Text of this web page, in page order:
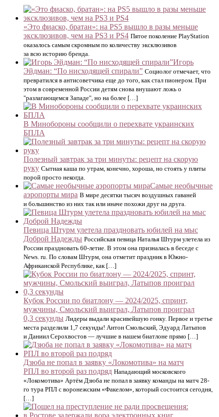
«Это фиаско, братан»: на PS5 вышло в разы меньше
эксклюзивов, чем на PS3 и PS4 Пятое поколение PlayStation
оказалось самым скромным по количеству эксклюзивов
за всю историю бренда.
Игорь
Эйдман: “По нисходящей спирали” Социолог отмечает, что
превратился в антисоветчика еще до того, как стал пионером. При
этом в современной России детям снова внушают ложь о
"разлагающемся Западе", но на более […]
В Минобороны сообщили о перехвате украинских
БПЛА
Полезный завтрак за три минуты: рецепт на скорую
руку Сытная каша по утрам, конечно, хороша, но стоять у плиты
порой просто некогда.
Самые необычные
аэропорты мира В мире десятки тысяч воздушных гаваней
и большинство из них так или иначе похожи друг на друга.
Певица Штурм улетела праздновать юбилей на мыс
Доброй Надежды Российская певица Наталья Штурм улетела из
России праздновать 60-летие. В этом она призналась в беседе с
News. ru. По словам Штурм, она отметит праздник в Южно-
Африканской Республике, как […]
Кубок России по биатлону — 2024/2025, спринт,
мужчины, Смольский выиграл, Латыпов проиграл
0,3 секунды Лидеры выдали красивейшую гонку. Первое и третье
места разделили 1,7 секунды! Антон Смольский, Эдуард Латыпов
и Даниил Серохвостов — лучшие в нашем биатлоне прямо […]
Дзюба не попал в заявку «Локомотива» на матч
РПЛ во второй раз подряд Нападающий московского
«Локомотива» Артём Дзюба не попал в заявку команды на матч 28-
го тура РПЛ с воронежским «Факелом», который состоится сегодня,
[…]